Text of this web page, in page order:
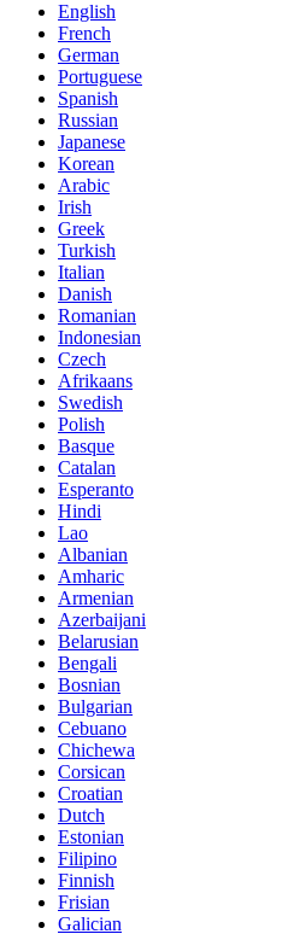
English
French
German
Portuguese
Spanish
Russian
Japanese
Korean
Arabic
Irish
Greek
Turkish
Italian
Danish
Romanian
Indonesian
Czech
Afrikaans
Swedish
Polish
Basque
Catalan
Esperanto
Hindi
Lao
Albanian
Amharic
Armenian
Azerbaijani
Belarusian
Bengali
Bosnian
Bulgarian
Cebuano
Chichewa
Corsican
Croatian
Dutch
Estonian
Filipino
Finnish
Frisian
Galician